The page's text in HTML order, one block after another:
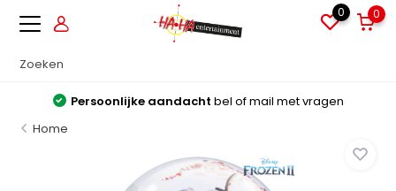
0 0
Persoonlijke aandacht bel of mail met vragen
Home